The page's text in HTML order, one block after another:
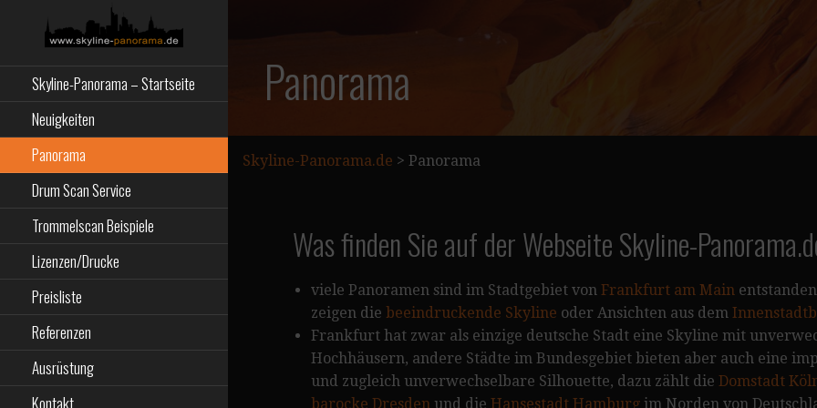
SKYLINE-
PANORAMA.DE
Skyline-Panorama – Startseite
Neuigkeiten
Panorama
Drum Scan Service
Trommelscan Beispiele
Lizenzen/Drucke
Preisliste
Referenzen
Ausrüstung
Kontakt
Panorama
Skyline-Panorama.de > Panorama
Was finden Sie auf der Webseite Skyline-
viele Panoramen sind im Stadtgebiet von Frankfurt am Main
zeigen die beeindruckende Skyline oder Ansichten aus dem
Frankfurt hat zwar als einzige deutsche Stadt eine Skyline mit
Hochhäusern, andere Städte im Bundesgebiet bieten aber auch eine
und zugleich unverwechselbare Silhouette, dazu zählt die Domstadt
barocke Dresden und die Hansestadt Hamburg im Norden von